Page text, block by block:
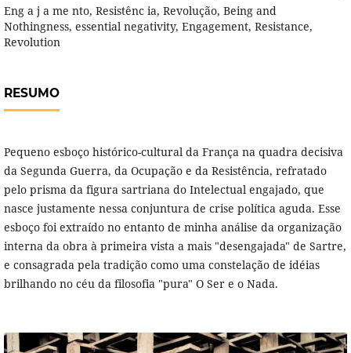
Eng a j a me nto, Resistênc ia, Revolução, Being and
Nothingness, essential negativity, Engagement, Resistance,
Revolution
RESUMO
Pequeno esboço histórico-cultural da França na quadra decisiva
da Segunda Guerra, da Ocupação e da Resistência, refratado
pelo prisma da figura sartriana do Intelectual engajado, que
nasce justamente nessa conjuntura de crise política aguda. Esse
esboço foi extraído no entanto de minha análise da organização
interna da obra à primeira vista a mais "desengajada" de Sartre,
e consagrada pela tradição como uma constelação de idéias
brilhando no céu da filosofia "pura" O Ser e o Nada.